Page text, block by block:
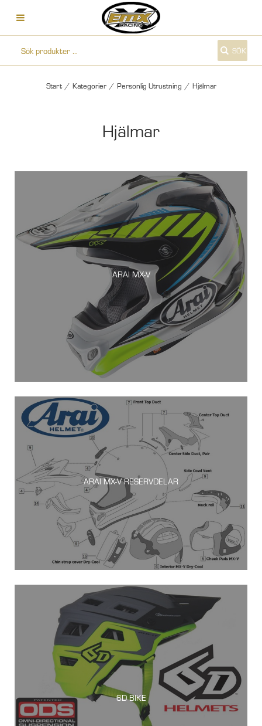
SÖK
Start / Kategorier / Personlig Utrustning / Hjälmar
Hjälmar
ARAI MX-V
ARAI MX-V RESERVDELAR
6D BIKE